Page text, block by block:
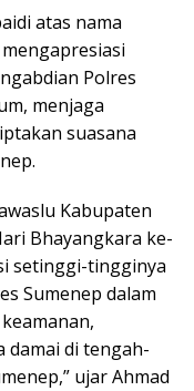
atas nama
Polres
menjaga
suasana
Kabupaten
Bhayangkara ke-
setinggi-tingginya
Sumenep dalam
damai di tengah-
ujar Ahmad